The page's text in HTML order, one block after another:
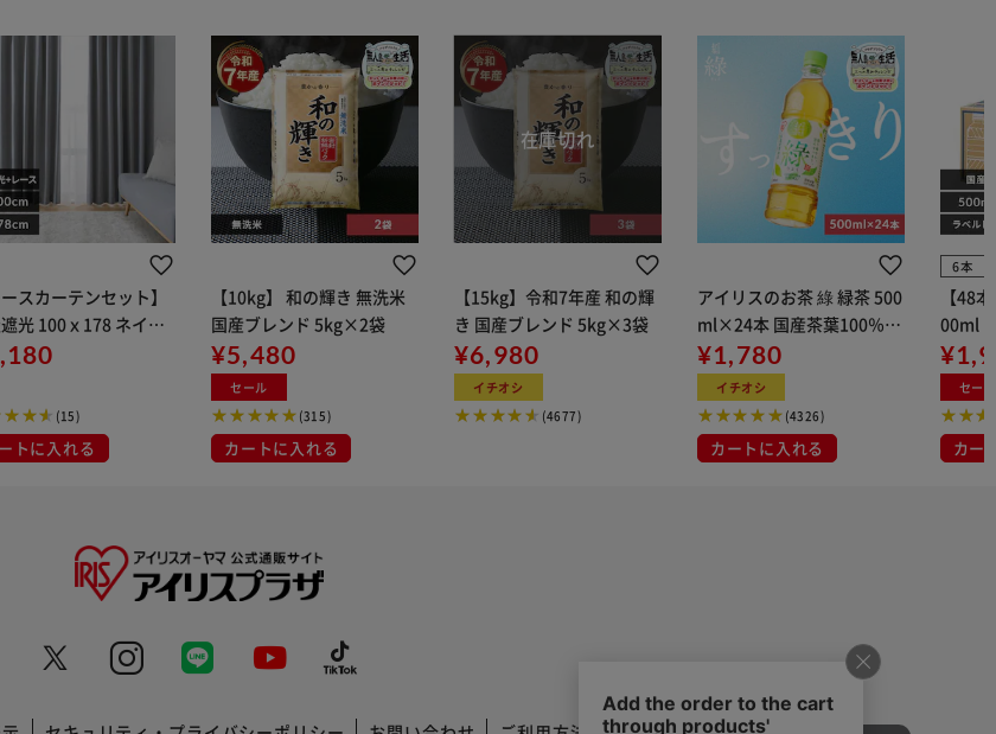
ースカーテンセット】
光 100ｘ178 ネイビ
(15)
トに入れる
【10kg】 和の輝き 無洗米
国産ブレンド 5kg×2袋
¥5,480
セール
(315)
カートに入れる
【15kg】令和7年産 和の輝
き 国産ブレンド 5kg×3袋
¥6,980
イチオシ
(4677)
アイリスのお茶 綠 緑茶 500
ml×24本 国産茶葉100％使
用
¥1,780
イチオシ
(4326)
カートに入れる
6本
【48
00ml
セール
カー